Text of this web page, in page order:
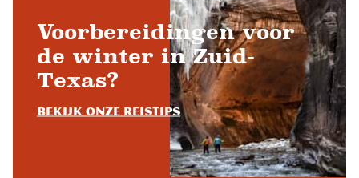
Voorbereidingen voor
de winter in Zuid-
Texas?
Bekijk onze reistips